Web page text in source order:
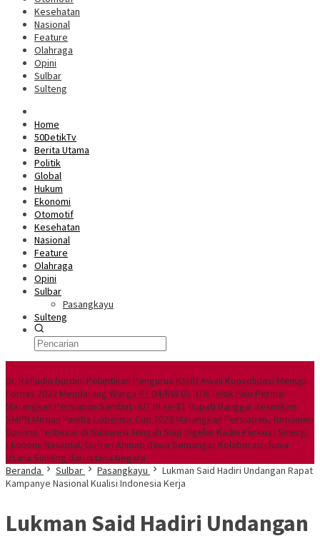
Kesehatan
Nasional
Feature
Olahraga
Opini
Sulbar
Sulteng
Home
50DetikTv
Berita Utama
Politik
Global
Hukum
Ekonomi
Otomotif
Kesehatan
Nasional
Feature
Olahraga
Opini
Sulbar
Pasangkayu
Sulteng
Dr. Rafiudin Nurdin: Pelantikan Pengurus KSBB Awali Konsolidasi Menuju
Fornas 2027 Mendatang Warga RT 04/RW 05 BTN Teluk Palu Permai
Matangkan Persiapan Sambut HUT RI ke-81 Bupati Banggai Resmikan
SMPN Mirqan Panitia Gubernur Cup 2026 Matangkan Persiapan, Turnamen
Domino Terbesar di Sulawesi Tengah Siap DigelarKadin Perkuat Sinergi
Ekonomi Nasional, Gufran Ahmad Bawa Semangat Kolaborasi Dunia
Usaha Sulteng dari Istana Negara
Beranda
Sulbar Pasangkayu
Lukman Said Hadiri Undangan Rapat
Kampanye Nasional Kualisi Indonesia Kerja
Lukman Said Hadiri Undangan